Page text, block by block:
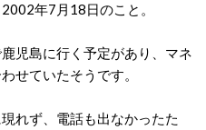
年7月18日のこと。
児島に行く予定があり、マネ
せていたそうです。
れず、電話も出なかったた